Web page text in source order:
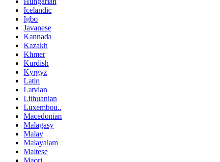
Icelandic
Igbo
Javanese
Kannada
Kazakh
Khmer
Kurdish
Kyrgyz
Latin
Latvian
Lithuanian
Luxembou..
Macedonian
Malagasy
Malay
Malayalam
Maltese
Maori